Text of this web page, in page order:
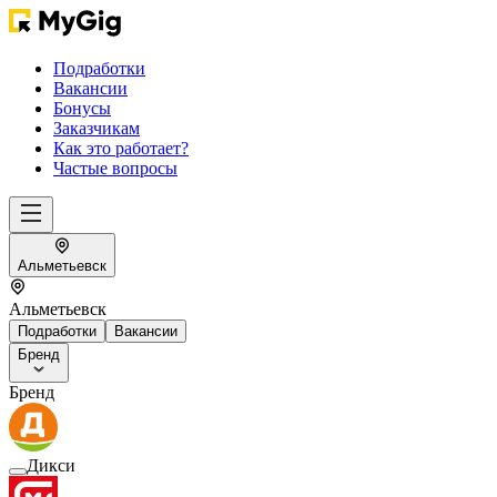
Подработки
Вакансии
Бонусы
Заказчикам
Как это работает?
Частые вопросы
Альметьевск
Альметьевск
Подработки
Вакансии
Бренд
Бренд
Дикси